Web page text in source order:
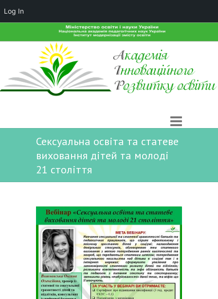
Сексуальна освіта та статеве
виховання дітей та молоді
21 століття
Log In